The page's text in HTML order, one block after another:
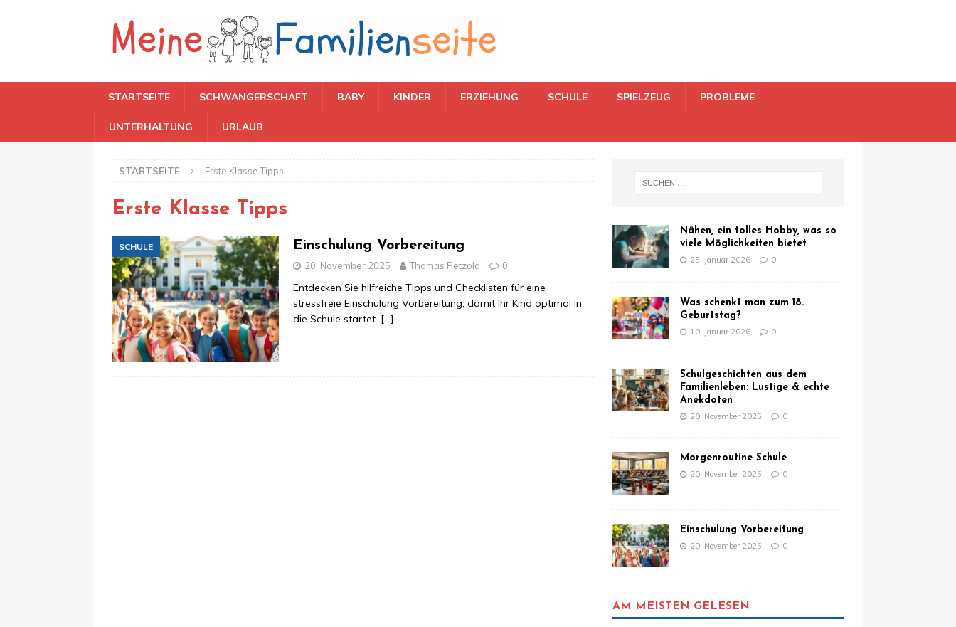
STARTSEITE SCHWANGERSCHAFT BABY KINDER ERZIEHUNG SCHULE SPIELZEUG PROBLEME
UNTERHALTUNG URLAUB
STARTSEITE Erste Klasse Tipps
Erste Klasse Tipps
SCHULE Einschulung Vorbereitung
20. November 2025 Thomas Petzold 0
Entdecken Sie hilfreiche Tipps und Checklisten für eine
stressfreie Einschulung Vorbereitung, damit Ihr Kind optimal in
die Schule startet. […]
Nähen, ein tolles Hobby, was so
viele Möglichkeiten bietet
25. Januar 2026 0
Was schenkt man zum 18.
Geburtstag?
10. Januar 2026 0
Schulgeschichten aus dem
Familienleben: Lustige & echte
Anekdoten
20. November 2025 0
Morgenroutine Schule
20. November 2025 0
Einschulung Vorbereitung
20. November 2025 0
AM MEISTEN GELESEN